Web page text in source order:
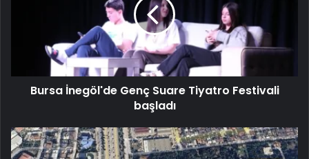
Bursa İnegöl'de Genç Suare Tiyatro Festivali
başladı